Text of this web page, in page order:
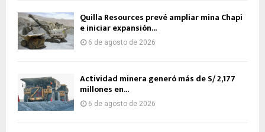
Quilla Resources prevé ampliar mina Chapi
e iniciar expansión...
6 de agosto de 2026
Actividad minera generó más de S/ 2,177
millones en...
6 de agosto de 2026